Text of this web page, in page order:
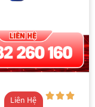
Liên Hệ